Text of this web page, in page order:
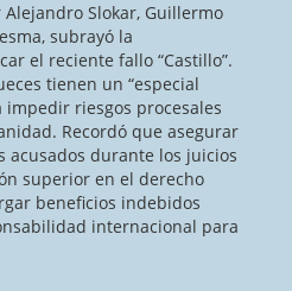
Alejandro Slokar, Guillermo
subrayó la
el reciente fallo “Castillo”.
tienen un “especial
riesgos procesales
Recordó que asegurar
acusados durante los juicios
superior en el derecho
beneficios indebidos
internacional para